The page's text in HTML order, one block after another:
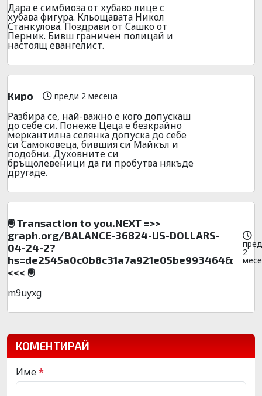
Дара е симбиоза от хубаво лице с
хубава фигура. Кльощавата Никол
Станкулова. Поздрави от Сашко от
Перник. Бивш граничен полицай и
настоящ евангелист.
Киро преди 2 месеца
Разбира се, най-важно е кого допускаш
до себе си. Понеже Цеца е безкрайно
меркантилна селянка допуска до себе
си Самоковеца, бившия си Майкъл и
подобни. Духовните си
бръщолевеници да ги пробутва някъде
другаде.
🖲 Transaction to you.NEXT =>>
graph.org/BALANCE-36824-US-DOLLARS-
04-24-2?
hs=de2545a0c0b8c31a7a921e05be993464&
<<< 🖲
2
m9uyxg
КОМЕНТИРАЙ
Име*